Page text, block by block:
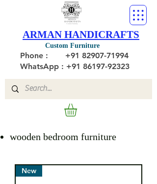
Custom Furniture
ARMAN HANDICRAFTS
Phone : +91 82907-71994
WhatsApp : +91 86197-92323
wooden bedroom furniture
New